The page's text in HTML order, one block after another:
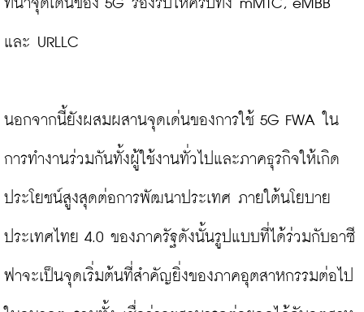
ที่นำจุดเด่นของ 5G รองรับให้ครบทั้ง mMTC, eMBB
และ URLLC
นอกจากนี้ยังผสมผสานจุดเด่นของการใช้ 5G FWA ใน
การทำงานร่วมกันทั้งผู้ใช้งานทั่วไปและภาคธุรกิจให้เกิด
ประโยชน์สูงสุดต่อการพัฒนาประเทศ ภายใต้นโยบาย
ประเทศไทย 4.0 ของภาครัฐดังนั้นรูปแบบที่ได้ร่วมกับอาซี
ฟาจะเป็นจุดเริ่มต้นที่สำคัญยิ่งของภาคอุตสาหกรรมต่อไป